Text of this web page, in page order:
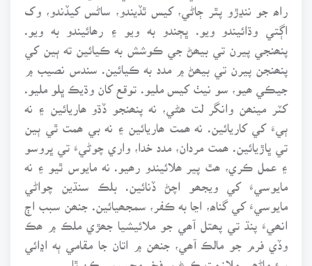
راھ جو ننڍڙو پٿر ڄاڻي، کيس ٿڏيندو، ساڻس کيڏندو، وک
اڳتي وڌائيندو ويو. ڀڄندو به ويو ۽ رھائيندو به ويو.
پنھنجي پيرن تي بيھڻ جي ڪوشش به ڪيائين ته ٻين کي
پنھنجن پيرن تي بيھڻ ۾ مدد به ڪيائين. سندس نصيب ۾
جيڪي ھيو، سو نيٺ کيس مليو. توقع کان وڌيڪ ڀلو مليو.
کٽر مينھن وانگر لت ھڻي، نه پنھنجو ڏڌو ھاريائين ۽ نه
ٻيءَ کي کاريائين. نه ھمت ھاريائين ۽ نه بي ھمت ٿي ٻين
تي ڀاڙيائين. ھمت مردان، مدد خدا، واري چوڻيءَ تي ڀروسو
۽ عمل ڪري، ھٿ پير ھلائيندو رھيو. نه مايوس ٿيو ۽ نه
مايوسيءَ کي ويجھو اچڻ ڏنائين. بلڪ سنڌين چواڻي
مايوسيءَ کي گناھ، اڃا به ڪفر، سمجھيائين. جنھن سبب اڄ
انھيءَ پنڌ تي پھتل آھي جو ملائيشيا جھڙي ملڪ ۾ ھڪ
وڏي فرم جو مالڪ آھي، جنھن ۾ اتان جا مقامي ٻه اڍائي
سؤ ماڻھو، ملازمت ڪرڻ ۾ فخر محسوس ڪن ٿا.